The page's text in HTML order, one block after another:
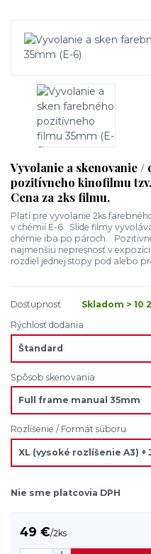
Vyvolanie a skenovanie
pozitívneho kinofilmu
Cena za 2ks filmu.
Platí pre vyvolanie 2ks
v chémií E-6 Slide filmy
chémie iba po pároch.
najmenšiu nepresnosť v
rozdiel jednej stopy pod alebo
Dostupnosť
Skladom > 10
Rýchlosť dodania
Spôsob skenovania
Rozlíšenie / Formát súboru
Nie sme platcovia DPH
49 €/2ks